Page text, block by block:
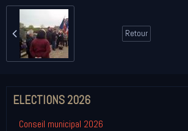
Retour
ELECTIONS 2026
Conseil municipal 2026